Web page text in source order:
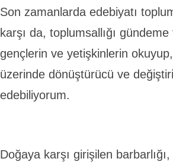
Son zamanlarda edebiyatı
karşı da, toplumsallığı
gençlerin ve yetişkinlerin
üzerinde dönüştürücü ve
edebiliyorum.
Doğaya karşı girişilen